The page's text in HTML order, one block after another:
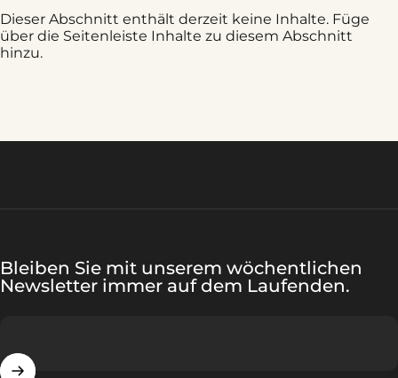
Dieser Abschnitt enthält derzeit keine Inhalte. Füge
über die Seitenleiste Inhalte zu diesem Abschnitt
hinzu.
Bleiben Sie mit unserem wöchentlichen
Newsletter immer auf dem Laufenden.